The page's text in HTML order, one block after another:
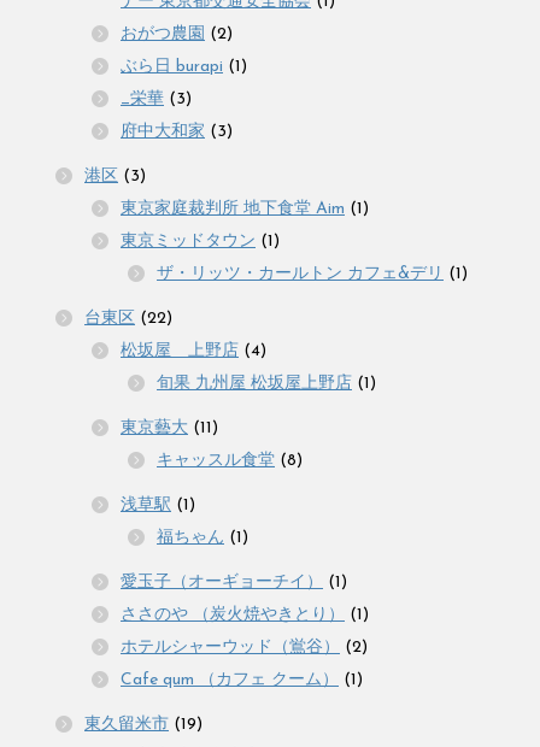
おがつ農園 (2)
ぶら日 burapi (1)
_栄華 (3)
府中大和家 (3)
港区 (3)
東京家庭裁判所 地下食堂 Aim (1)
東京ミッドタウン (1)
ザ・リッツ・カールトン カフェ&デリ (1)
台東区 (22)
松坂屋 上野店 (4)
旬果 九州屋 松坂屋上野店 (1)
東京藝大 (11)
キャッスル食堂 (8)
浅草駅 (1)
福ちゃん (1)
愛玉子（オーギョーチイ）
(1)
ささのや （炭火焼やきとり）
(1)
ホテルシャーウッド（鴬谷）
(2)
Cafe qum （カフェ クーム）
(1)
東久留米市 (19)